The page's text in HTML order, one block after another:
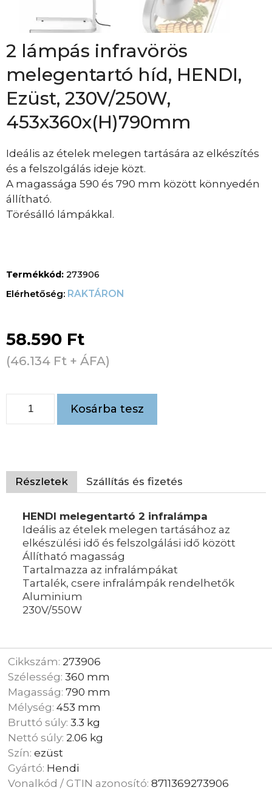
2 lámpás infravörös
melegentartó híd, HENDI,
Ezüst, 230V/250W,
453x360x(H)790mm
Ideális az ételek melegen tartására az elkészítés
és a felszolgálás ideje közt.
A magassága 590 és 790 mm között könnyedén
állítható.
Törésálló lámpákkal.
Termékkód: 273906
RAKTÁRON
58.590 Ft
(46.134 Ft + ÁFA)
Kosárba tesz
Részletek Szállítás és fizetés
HENDI melegentartó 2 infralámpa
Ideális az ételek melegen tartásához az
elkészülési idő és felszolgálási idő között
Állítható magasság
Tartalmazza az infralámpákat
Tartalék, csere infralámpák rendelhetők
Aluminium
230V/550W
Cikkszám: 273906
Szélesség:360 mm
Magasság:790 mm
Mélység:453 mm
Bruttó súly:3.3 kg
Nettó súly: 2.06 kg
Szín:ezüst
Gyártó: Hendi
Vonalkód / GTIN azonosító:8711369273906